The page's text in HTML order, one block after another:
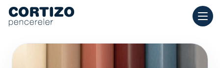
Cortizo Pencereleri, evler için alüminyum ve PVC pencerelerde
Mağaza ağı